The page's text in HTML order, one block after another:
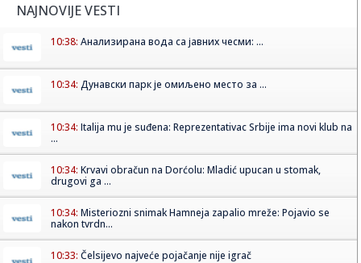
NAJNOVIJE VESTI
10:38: Анализирана вода са јавних чесми: ...
10:34: Дунавски парк је омиљено место за ...
10:34: Italija mu je suđena: Reprezentativac Srbije ima novi klub na
...
10:34: Krvavi obračun na Dorćolu: Mladić upucan u stomak,
drugovi ga ...
10:34: Misteriozni snimak Hamneja zapalio mreže: Pojavio se
nakon tvrdn...
10:33: Čelsijevo najveće pojačanje nije igrač